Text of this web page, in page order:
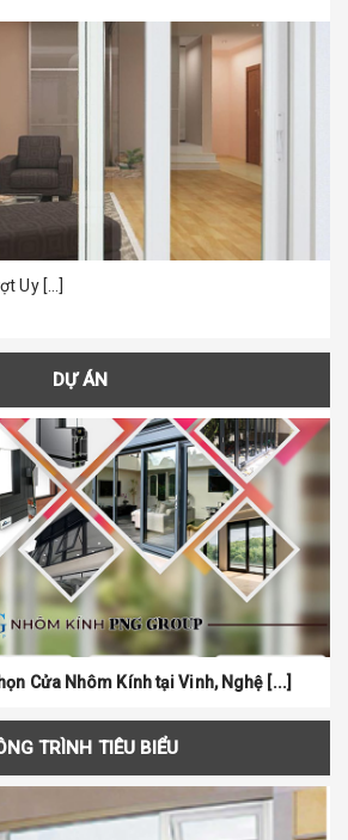
Uy [...]
DỰ ÁN
Chọn Cửa Nhôm Kính tại Vinh, Nghệ [...]
Kính Cường Lực - Kính Cường Lực [...]
TRÌNH TIÊU BIỂU